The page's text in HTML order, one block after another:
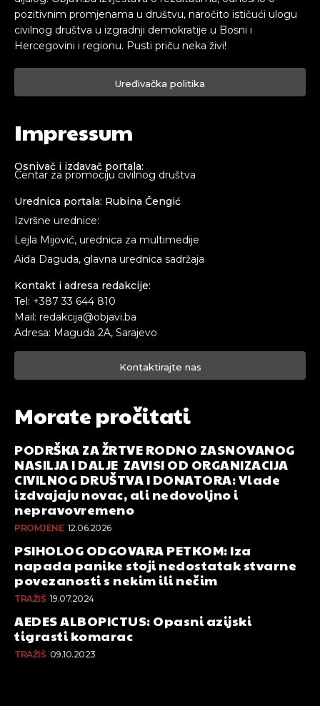
pozitivnim promjenama u društvu, naročito ističući ulogu
civilnog društva u izgradnji demokratije u Bosni i
Hercegovini i regionu. Pusti priču neka živi!
Uređivačka politika
Impressum
Osnivač i izdavač portala:
Centar za promociju civilnog društva
Urednica portala: Rubina Čengić
Izvršne urednice:
Lejla Mijović, urednica za multimedije
Aida Daguda, glavna urednica sadržaja
Kontakt i adresa redakcije:
Tel: +387 33 644 810
Mail: redakcija@objavi.ba
Adresa: Maguda 2A, Sarajevo
Kontaktirajte nas
Morate pročitati
PODRŠKA ZA ŽRTVE RODNO ZASNOVANOG
NASILJA I DALJE ZAVISI OD ORGANIZACIJA
CIVILNOG DRUŠTVA I DONATORA: Vlade
izdvajaju novac, ali nedovoljno i
nepravovremeno
PROMJENE 12.06.2026
PSIHOLOG ODGOVARA PETKOM: Iza
napada panike stoji nedostatak stvarne
povezanosti s nekim ili nečim
TRAŽIŠ 19.07.2024
AEDES ALBOPICTUS: Opasni azijski
tigrasti komarac
TRAŽIŠ 09.10.2023